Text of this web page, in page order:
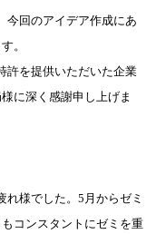
今回のアイデア作成にあ
。
許を提供いただいた企業
に深く感謝申し上げま
様でした。5月からゼミ
コンスタントにゼミを重